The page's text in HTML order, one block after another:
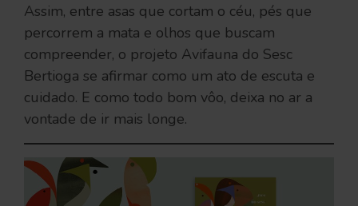
Assim, entre asas que cortam o céu, pés que
percorrem a mata e olhos que buscam
compreender, o projeto Avifauna do Sesc
Bertioga se afirmar como um ato de escuta e
cuidado. E como todo bom vôo, deixa no ar a
vontade de ir mais longe.